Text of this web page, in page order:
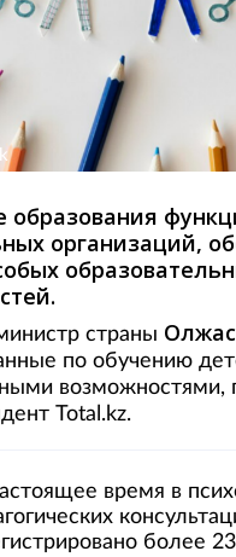
образования
организаций,
страны
по обучению
возможностями,
Total.kz.
время в
более